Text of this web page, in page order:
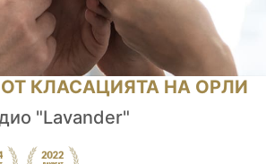
КЛАСАЦИЯТА НА ОРЛИ
"Lavander"